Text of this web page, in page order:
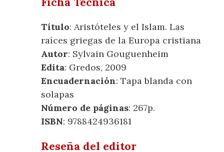
Título: Aristóteles y el Islam. Las
raíces griegas de la Europa cristiana
Autor: Sylvain Gouguenheim
Edita: Gredos, 2009
Encuadernación: Tapa blanda con
solapas
Número de páginas: 267p.
ISBN: 9788424936181
Reseña del editor